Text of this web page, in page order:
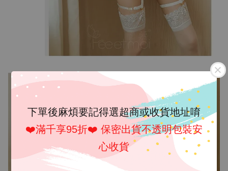
下單後麻煩要記得選超商或收貨地址唷
❤️滿千享95折❤️ 保密出貨不透明包裝安
心收貨